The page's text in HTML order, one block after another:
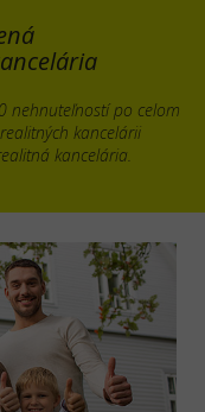
nehnuteľností po celom
kancelárii
kancelária.